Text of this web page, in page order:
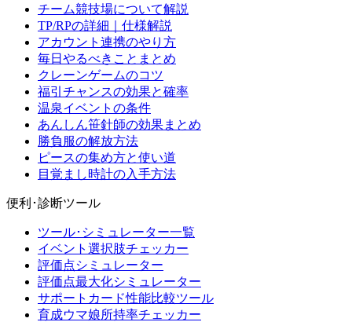
チーム競技場について解説
TP/RPの詳細｜仕様解説
アカウント連携のやり方
毎日やるべきことまとめ
クレーンゲームのコツ
福引チャンスの効果と確率
温泉イベントの条件
あんしん笹針師の効果まとめ
勝負服の解放方法
ピースの集め方と使い道
目覚まし時計の入手方法
便利･診断ツール
ツール･シミュレーター一覧
イベント選択肢チェッカー
評価点シミュレーター
評価点最大化シミュレーター
サポートカード性能比較ツール
育成ウマ娘所持率チェッカー